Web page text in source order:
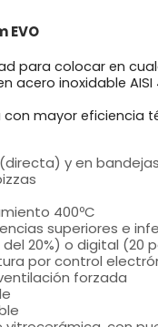
EVO
para colocar en
acero inoxidable AISI
mayor eficiencia
y en
400ºC
superiores e
20%) o digital (20
por control
forzada